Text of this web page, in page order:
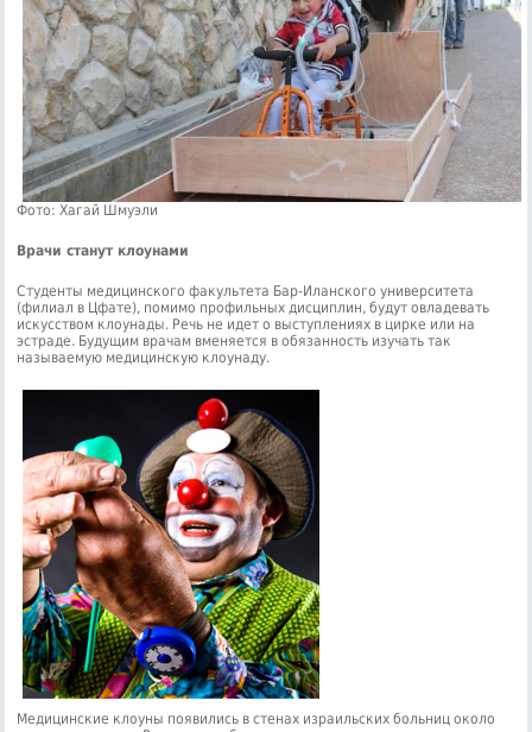
Фото: Хагай Шмуэли
Врачи станут клоунами
Студенты медицинского факультета Бар-Иланского университета
(филиал в Цфате), помимо профильных дисциплин, будут овладевать
искусством клоунады. Речь не идет о выступлениях в цирке или на
эстраде. Будущим врачам вменяется в обязанность изучать так
называемую медицинскую клоунаду.
Медицинские клоуны появились в стенах израильских больниц около